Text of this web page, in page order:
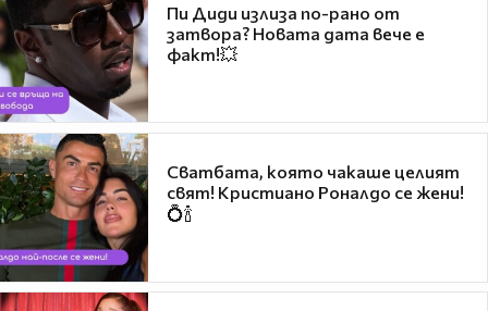
Пи Диди излиза по-рано от
затвора? Новата дата вече е
факт!💥
Сватбата, която чакаше целият
свят! Кристиано Роналдо се жени!
💍🍾